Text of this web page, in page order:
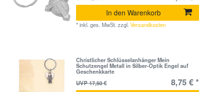
In den Warenkorb
*inkl. ges. MwSt. zzgl.Versandkosten
Christlicher Schlüsselanhänger Mein
Schutzengel Metall in Silber-Optik Engel auf
Geschenkkarte
UVP 17,50 €
8,75 € *